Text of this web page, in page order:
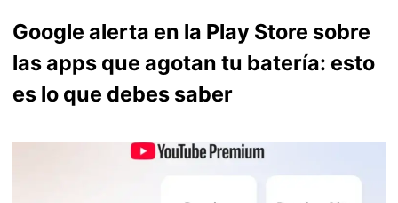
Google alerta en la Play Store sobre
las apps que agotan tu batería: esto
es lo que debes saber